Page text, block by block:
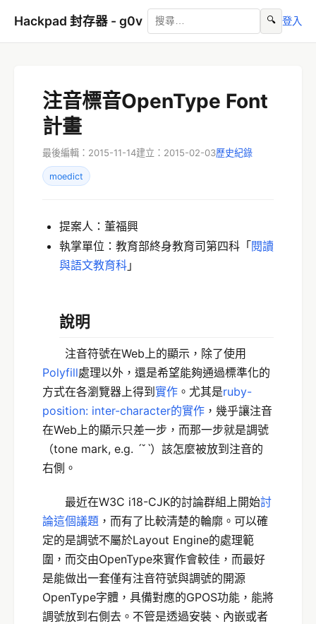
Hackpad 封存器 - g0v 🔍 登入
注音標音OpenType Font
計畫
最後編輯：2015-11-14建立：2015-02-03歷史紀錄
moedict
提案人：董福興
執掌單位：教育部終身教育司第四科「閱讀
與語文教育科 」
說明
注音符號在Web上的顯示，除了使用
Polyfill處理以外，還是希望能夠通過標準化的
方式在各瀏覽器上得到實作 。尤其是ruby-
position: inter-character的實作 ，幾乎讓注音
在Web上的顯示只差一步，而那一步就是調號
（tone mark, e.g. ˊˇˋ）該怎麼被放到注音的
右側。
最近在W3C i18-CJK的討論群組上開始討
論這個議題 ，而有了比較清楚的輪廓。可以確
定的是調號不屬於Layout Engine的處理範
圍，而交由OpenType來實作會較佳，而最好
是能做出一套僅有注音符號與調號的開源
OpenType字體，具備對應的GPOS功能，能將
調號放到右側去。不管是透過安裝、內嵌或者